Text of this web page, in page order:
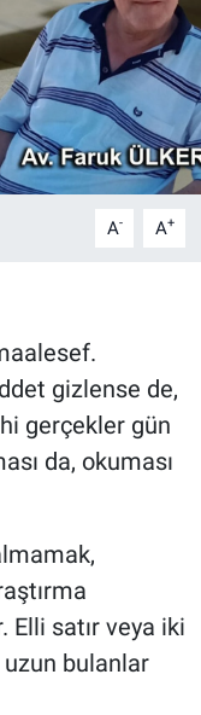
A- A+
gizlense de,
gerçekler gün
da, okuması
Elli satır veya iki
uzun bulanlar